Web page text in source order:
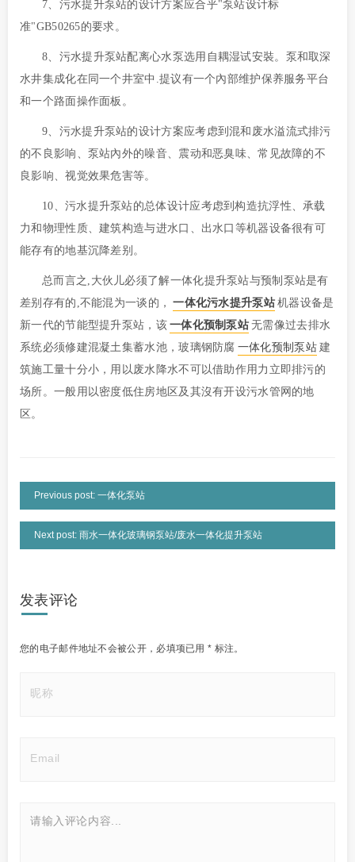
7、污水提升泵站的设计方案应合乎"泵站设计标
准"GB50265的要求。
8、污水提升泵站配离心水泵选用自耦湿试安裝。泵和取深
水井集成化在同一个井室中.提议有一个內部维护保养服务平台
和一个路面操作面板。
9、污水提升泵站的设计方案应考虑到混和废水溢流式排污
的不良影响、泵站內外的噪音、震动和恶臭味、常见故障的不
良影响、视觉效果危害等。
10、污水提升泵站的总体设计应考虑到构造抗浮性、承载
力和物理性质、建筑构造与进水口、出水口等机器设备很有可
能存有的地基沉降差别。
总而言之,大伙儿必须了解一体化提升泵站与预制泵站是有
差别存有的,不能混为一谈的，
一体化污水提升泵站 机器设备是
新一代的节能型提升泵站，该 一体化预制泵站 无需像过去排水
系统必须修建混凝土集蓄水池，玻璃钢防腐 一体化预制泵站 建
筑施工量十分小，用以废水降水不可以借助作用力立即排污的
场所。一般用以密度低住房地区及其沒有开设污水管网的地
区。
Previous post: 一体化泵站
Next post: 雨水一体化玻璃钢泵站/废水一体化提升泵站
发表评论
您的电子邮件地址不会被公开， 必填项已用* 标注。